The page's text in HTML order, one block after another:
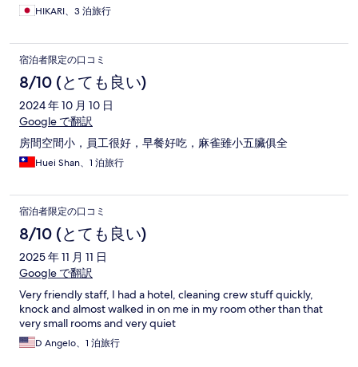
HIKARI、3 泊旅行
宿泊者限定の口コミ
8/10 (とても良い)
2024 年 10 月 10 日
Google で翻訳
房間空間小，員工很好，早餐好吃，麻雀雖小五臟俱全
Huei Shan、1 泊旅行
宿泊者限定の口コミ
8/10 (とても良い)
2025 年 11 月 11 日
Google で翻訳
Very friendly staff, I had a hotel, cleaning crew stuff quickly,
knock and almost walked in on me in my room other than that
very small rooms and very quiet
D Angelo、1 泊旅行